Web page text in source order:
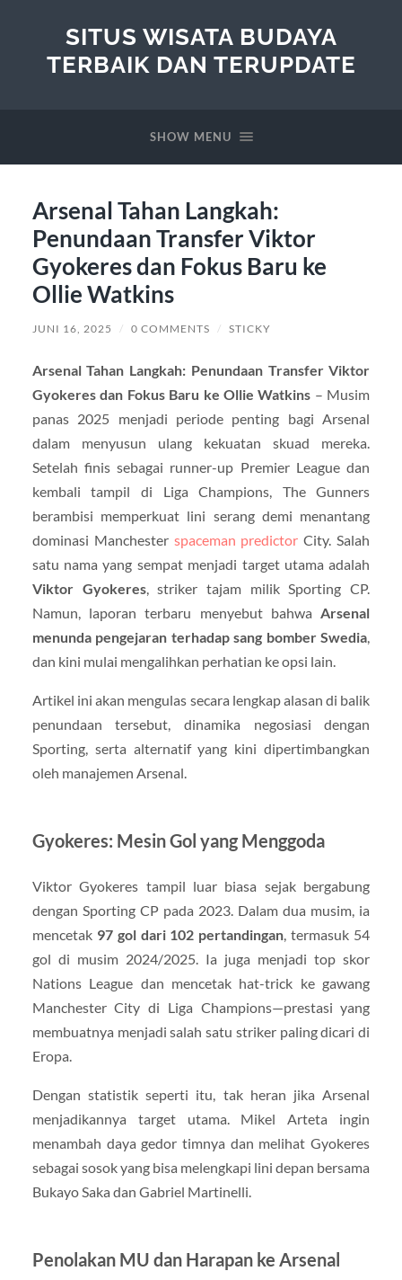
SITUS WISATA BUDAYA
TERBAIK DAN TERUPDATE
SHOW MENU
Arsenal Tahan Langkah:
Penundaan Transfer Viktor
Gyokeres dan Fokus Baru ke
Ollie Watkins
JUNI 16, 2025 / 0 COMMENTS / STICKY
Arsenal Tahan Langkah: Penundaan Transfer Viktor
Gyokeres dan Fokus Baru ke Ollie Watkins – Musim
panas 2025 menjadi periode penting bagi Arsenal
dalam menyusun ulang kekuatan skuad mereka.
Setelah finis sebagai runner-up Premier League dan
kembali tampil di Liga Champions, The Gunners
berambisi memperkuat lini serang demi menantang
dominasi Manchester spaceman predictor City. Salah
satu nama yang sempat menjadi target utama adalah
Viktor Gyokeres, striker tajam milik Sporting CP.
Namun, laporan terbaru menyebut bahwaArsenal
menunda pengejaran terhadap sang bomber Swedia,
dan kini mulai mengalihkan perhatian ke opsi lain.
Artikel ini akan mengulas secara lengkap alasan di balik
penundaan tersebut, dinamika negosiasi dengan
Sporting, serta alternatif yang kini dipertimbangkan
oleh manajemen Arsenal.
Gyokeres: Mesin Gol yang Menggoda
Viktor Gyokeres tampil luar biasa sejak bergabung
dengan Sporting CP pada 2023. Dalam dua musim, ia
mencetak 97 gol dari 102 pertandingan, termasuk 54
gol di musim 2024/2025. Ia juga menjadi top skor
Nations League dan mencetak hat-trick ke gawang
Manchester City di Liga Champions—prestasi yang
membuatnya menjadi salah satu striker paling dicari di
Eropa.
Dengan statistik seperti itu, tak heran jika Arsenal
menjadikannya target utama. Mikel Arteta ingin
menambah daya gedor timnya dan melihat Gyokeres
sebagai sosok yang bisa melengkapi lini depan bersama
Bukayo Saka dan Gabriel Martinelli.
Penolakan MU dan Harapan ke Arsenal